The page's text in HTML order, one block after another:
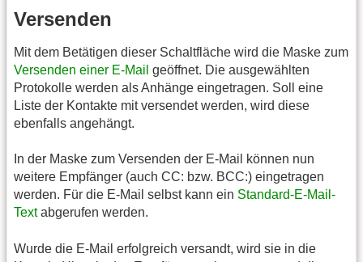
Versenden
Mit dem Betätigen dieser Schaltfläche wird die Maske zum
Versenden einer E-Mail geöffnet. Die ausgewählten
Protokolle werden als Anhänge eingetragen. Soll eine
Liste der Kontakte mit versendet werden, wird diese
ebenfalls angehängt.
In der Maske zum Versenden der E-Mail können nun
weitere Empfänger (auch CC: bzw. BCC:) eingetragen
werden. Für die E-Mail selbst kann ein Standard-E-Mail-
Textabgerufen werden.
Wurde die E-Mail erfolgreich versandt, wird sie in die